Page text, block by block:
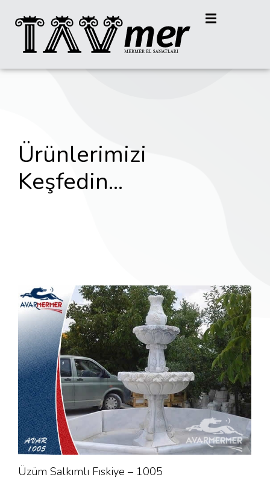
Ürünlerimizi
Keşfedin...
Üzüm Salkımlı Fıskiye – 1005